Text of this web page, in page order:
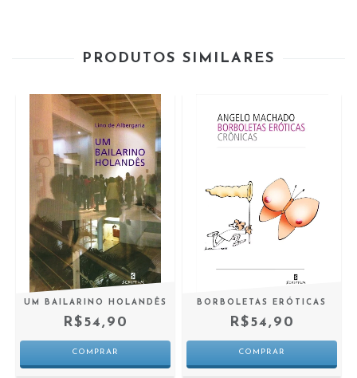
PRODUTOS SIMILARES
UM BAILARINO HOLANDÊS
R$54,90
BORBOLETAS ERÓTICAS
R$54,90